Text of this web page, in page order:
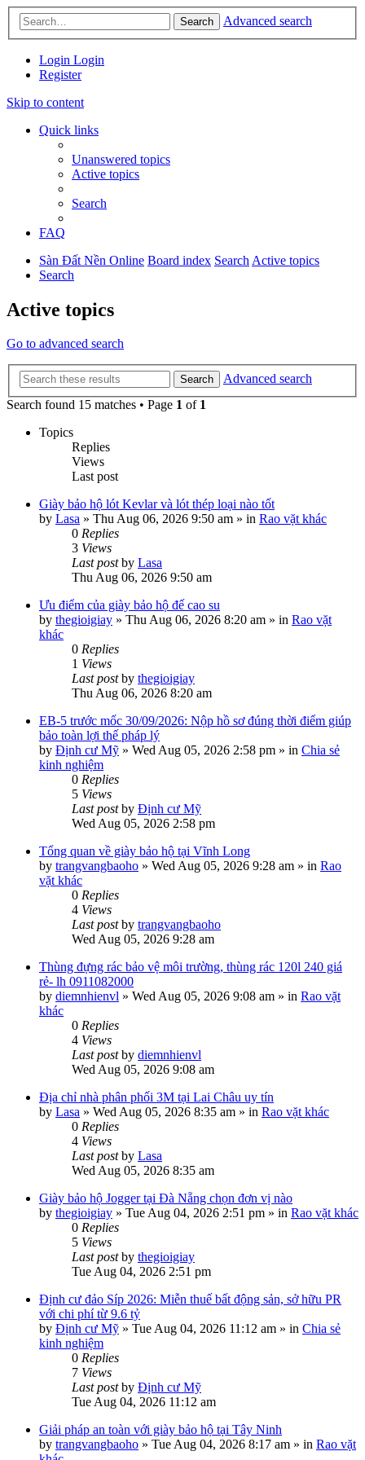
Search Advanced search
Login Login
Register
Skip to content
Quick links
Unanswered topics
Active topics
Search
FAQ
Sàn Đất Nền Online Board index Search Active topics
Search
Active topics
Go to advanced search
Search
Advanced search
Search found 15 matches • Page 1 of 1
Topics
Replies
Views
Last post
Giày bảo hộ lót Kevlar và lót thép loại nào tốt
by Lasa » Thu Aug 06, 2026 9:50 am » in Rao vặt khác
0 Replies
3 Views
Last postby Lasa
Thu Aug 06, 2026 9:50 am
Ưu điểm của giày bảo hộ đế cao su
by thegioigiay » Thu Aug 06, 2026 8:20 am » in Rao vặt
khác
0 Replies
1 Views
Last postby thegioigiay
Thu Aug 06, 2026 8:20 am
EB-5 trước mốc 30/09/2026: Nộp hồ sơ đúng thời điểm giúp
bảo toàn lợi thế pháp lý
by Định cư Mỹ » Wed Aug 05, 2026 2:58 pm » in Chia sẻ
kinh nghiệm
0 Replies
5 Views
Last postby Định cư Mỹ
Wed Aug 05, 2026 2:58 pm
Tổng quan về giày bảo hộ tại Vĩnh Long
by trangvangbaoho » Wed Aug 05, 2026 9:28 am » in Rao
vặt khác
0 Replies
4 Views
Last postby trangvangbaoho
Wed Aug 05, 2026 9:28 am
Thùng đựng rác bảo vệ môi trường, thùng rác 120l 240 giá
rẻ- lh 0911082000
by diemnhienvl » Wed Aug 05, 2026 9:08 am » in Rao vặt
khác
0 Replies
4 Views
Last postby diemnhienvl
Wed Aug 05, 2026 9:08 am
Địa chỉ nhà phân phối 3M tại Lai Châu uy tín
by Lasa » Wed Aug 05, 2026 8:35 am » in Rao vặt khác
0 Replies
4 Views
Last postby Lasa
Wed Aug 05, 2026 8:35 am
Giày bảo hộ Jogger tại Đà Nẵng chọn đơn vị nào
by thegioigiay » Tue Aug 04, 2026 2:51 pm » in Rao vặt khác
0 Replies
5 Views
Last postby thegioigiay
Tue Aug 04, 2026 2:51 pm
Định cư đảo Síp 2026: Miễn thuế bất động sản, sở hữu PR
với chi phí từ 9.6 tỷ
by Định cư Mỹ » Tue Aug 04, 2026 11:12 am » in Chia sẻ
kinh nghiệm
0 Replies
7 Views
Last postby Định cư Mỹ
Tue Aug 04, 2026 11:12 am
Giải pháp an toàn với giày bảo hộ tại Tây Ninh
by trangvangbaoho » Tue Aug 04, 2026 8:17 am » in Rao vặt